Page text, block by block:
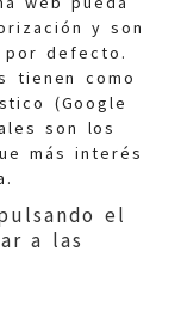
y son
por defecto.
tienen como
(Google
son los
más interés
el
a las